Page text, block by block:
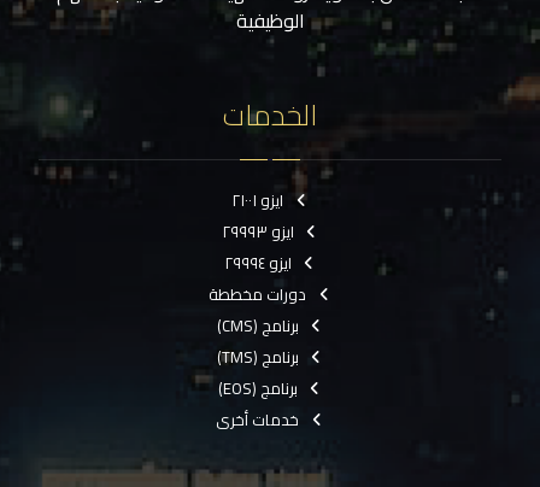
الوظيفية
الخدمات
ايزو ٢١٠٠١
ايزو ٢٩٩٩٣
ايزو ٢٩٩٩٤
دورات مخططة
برنامج (CMS)
برنامج (TMS)
برنامج (EOS)
خدمات أخرى